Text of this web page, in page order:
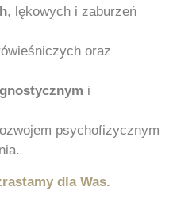
, lękowych i zaburzeń
oraz
i
psychofizycznym
dla Was.